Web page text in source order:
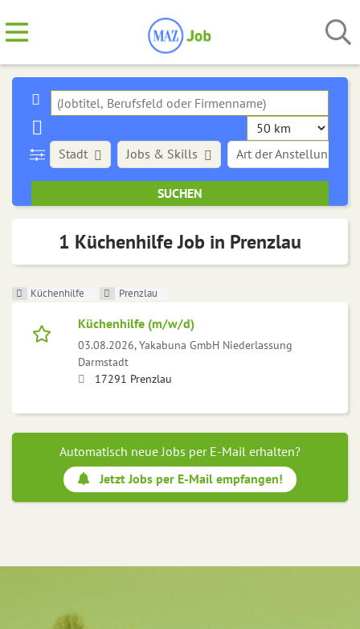
Stadt Art der Anstellung
Jobs & Skills
1 Küchenhilfe Job in Prenzlau
Küchenhilfe Prenzlau
Küchenhilfe (m/w/d)
03.08.2026,Yakabuna GmbH Niederlassung
Darmstadt
17291 Prenzlau
Automatisch neue Jobs per E-Mail erhalten?
Jetzt Jobs per E-Mail empfangen!